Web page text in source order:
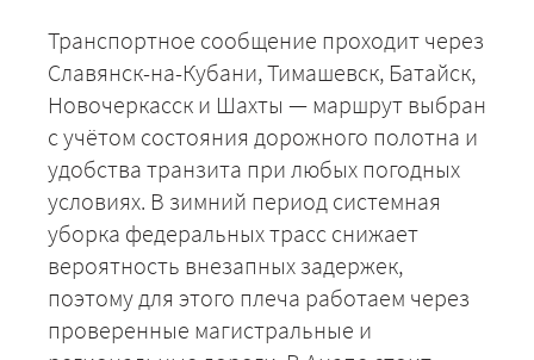
Транспортное сообщение проходит через
Славянск-на-Кубани, Тимашевск, Батайск,
Новочеркасск и Шахты — маршрут выбран
с учётом состояния дорожного полотна и
удобства транзита при любых погодных
условиях. В зимний период системная
уборка федеральных трасс снижает
вероятность внезапных задержек,
поэтому для этого плеча работаем через
проверенные магистральные и